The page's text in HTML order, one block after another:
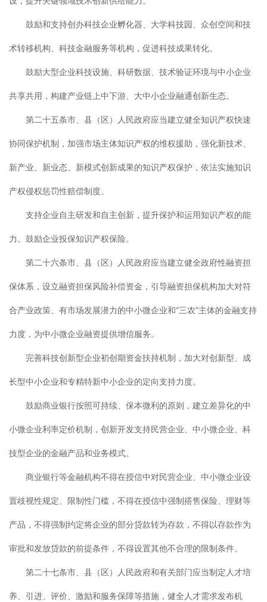
鼓励和支持创办科技企业孵化器、大学科技园、众创空间和技
术转移机构、科技金融服务等机构，促进科技成果转化。
鼓励大型企业科技设施、科研数据、技术验证环境与中小企业
共享共用，构建产业链上中下游、大中小企业融通创新生态。
第二十五条市、县（区）人民政府应当建立健全知识产权快速
协同保护机制，加强市场主体知识产权的维权援助，强化新技术、
新产业、新业态、新模式创新成果的知识产权保护，依法实施知识
产权侵权惩罚性赔偿制度。
支持企业自主研发和自主创新，提升保护和运用知识产权的能
力。鼓励企业投保知识产权保险。
第二十六条市、县（区）人民政府应当建立健全政府性融资担
保体系，设立融资担保风险补偿资金，引导融资担保机构加大对符
合产业政策、有市场发展潜力的中小微企业和“三农”主体的金融支持
力度，为中小微企业融资提供增信服务。
完善科技创新型企业初创期资金扶持机制，加大对创新型、成
长型中小企业和专精特新中小企业的定向支持力度。
鼓励商业银行按照可持续、保本微利的原则，建立差异化的中
小微企业利率定价机制，创新开发支持民营企业、中小微企业、科
技型企业的金融产品和业务模式。
商业银行等金融机构不得在授信中对民营企业、中小微企业设
置歧视性规定、限制性门槛，不得在授信中强制搭售保险、理财等
产品，不得强制约定将企业的部分贷款转为存款，不得以存款作为
审批和发放贷款的前提条件，不得设置其他不合理的限制条件。
第二十七条市、县（区）人民政府和有关部门应当制定人才培
养、引进、评价、激励和服务保障等措施，健全人才需求发布机